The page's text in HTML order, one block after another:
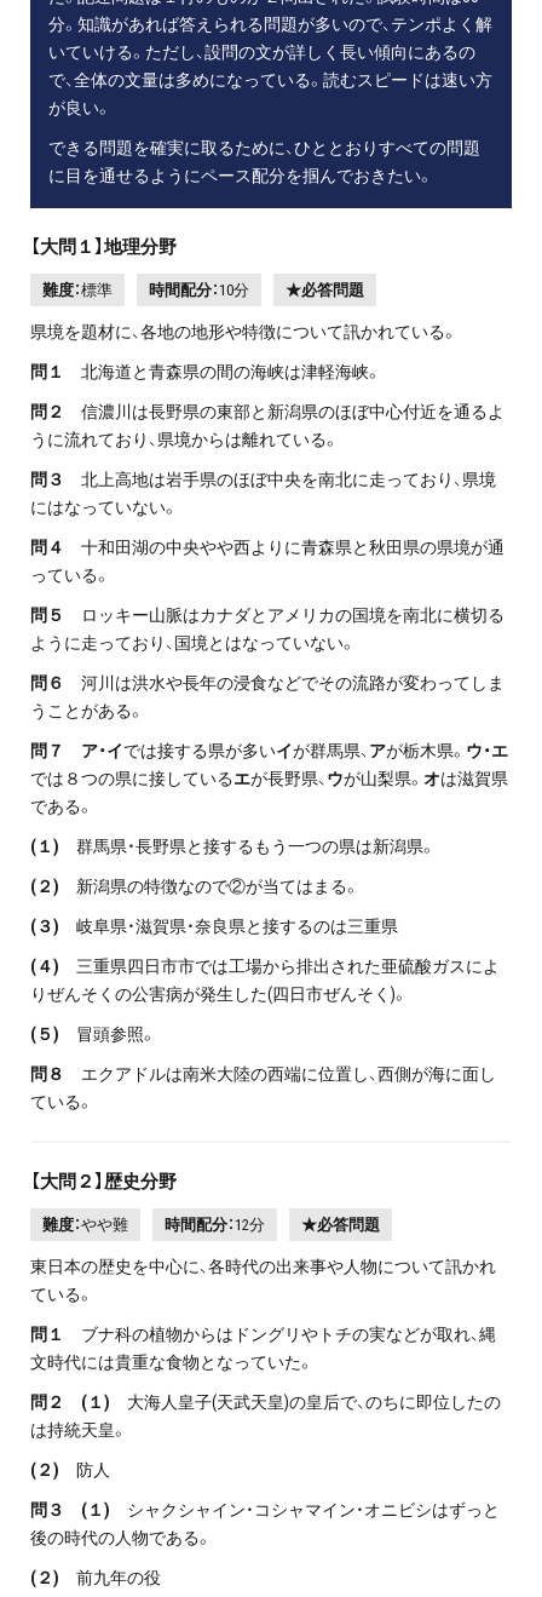
分。知識があれば答えられる問題が多いので、テンポよく解
いていける。ただし、設問の文が詳しく長い傾向にあるの
で、全体の文量は多めになっている。読むスピードは速い方
が良い。
できる問題を確実に取るために、ひととおりすべての問題
に目を通せるようにペース配分を掴んでおきたい。
【大問１】地理分野
難度：標準 時間配分：10分 ★必答問題
県境を題材に、各地の地形や特徴について訊かれている。
問１ 北海道と青森県の間の海峡は津軽海峡。
問２
信濃川は長野県の東部と新潟県のほぼ中心付近を通るよ
うに流れており、県境からは離れている。
問３
北上高地は岩手県のほぼ中央を南北に走っており、県境
にはなっていない。
問４
十和田湖の中央やや西よりに青森県と秋田県の県境が通
っている。
問５
ロッキー山脈はカナダとアメリカの国境を南北に横切る
ように走っており、国境とはなっていない。
問６
河川は洪水や長年の浸食などでその流路が変わってしま
うことがある。
問７ ア・イでは接する県が多いイが群馬県、 アが栃木県。 ウ・エ
では８つの県に接しているエが長野県、 ウが山梨県。 オは滋賀県
である。
(１) 群馬県・長野県と接するもう一つの県は新潟県。
(２) 新潟県の特徴なので②が当てはまる。
(３) 岐阜県・滋賀県・奈良県と接するのは三重県
(４) 三重県四日市市では工場から排出された亜硫酸ガスによ
りぜんそくの公害病が発生した(四日市ぜんそく)。
(５) 冒頭参照。
問８
エクアドルは南米大陸の西端に位置し、西側が海に面し
ている。
【大問２】歴史分野
難度：やや難 時間配分：12分 ★必答問題
東日本の歴史を中心に、各時代の出来事や人物について訊かれ
ている。
問１
ブナ科の植物からはドングリやトチの実などが取れ、縄
文時代には貴重な食物となっていた。
問２ (１) 大海人皇子(天武天皇)の皇后で、のちに即位したの
は持統天皇。
(２) 防人
問３ (１) シャクシャイン・コシャマイン・オニビシはずっと
後の時代の人物である。
(２) 前九年の役